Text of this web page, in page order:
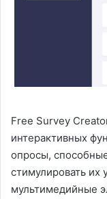
Free Survey
интерактивных
опросы,
стимулировать их
мультимедийные